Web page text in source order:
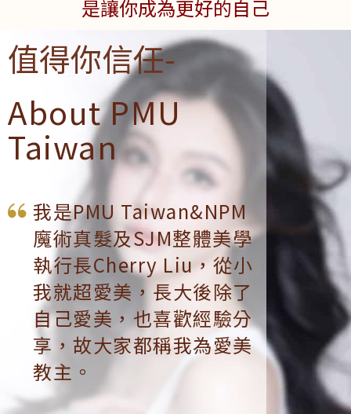
是讓你成為更好的自己
值得你信任-
About PMU
Taiwan
我是PMU Taiwan&NPM
魔術真髮及SJM整體美學
執行長Cherry Liu，從小
我就超愛美，長大後除了
自己愛美，也喜歡經驗分
享，故大家都稱我為愛美
教主。